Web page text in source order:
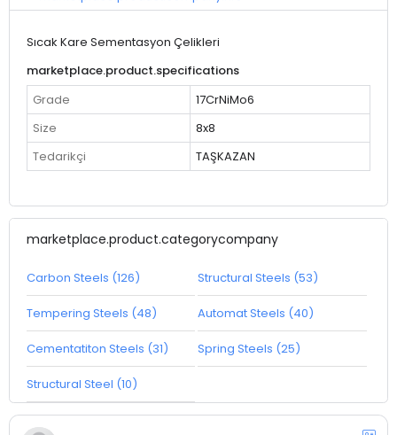
Sıcak Kare Sementasyon Çelikleri
marketplace.product.specifications
Grade
17CrNiMo6
Size
8x8
Tedarikçi
TAŞKAZAN
marketplace.product.categorycompany
Carbon Steels (126) Structural Steels (53)
Tempering Steels (48) Automat Steels (40)
Cementatiton Steels (31) Spring Steels (25)
Structural Steel (10)